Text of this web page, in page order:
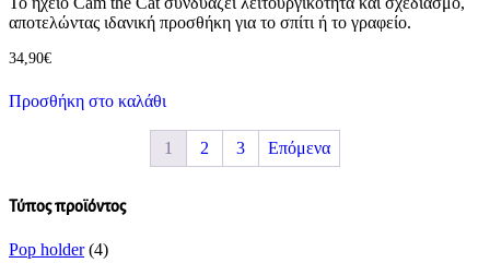
αποτελώντας ιδανική προσθήκη για το σπίτι ή το γραφείο.
34,90€
Προσθήκη στο καλάθι
1 2 3 Επόμενα
Τύπος προϊόντος
Pop holder (4)